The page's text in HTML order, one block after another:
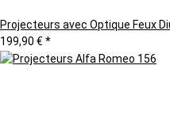
Projecteurs avec Optique Feux
199,90 € *